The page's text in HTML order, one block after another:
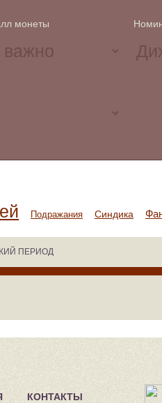
монеты
Подражания Синдика
ПЕРИОД
КОНТАКТЫ